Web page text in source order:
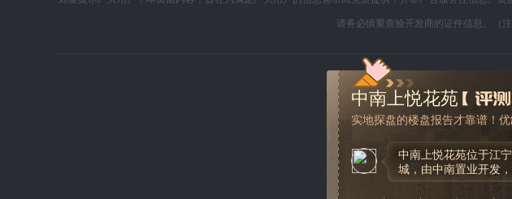
中南上悦花苑
实地探盘的楼盘报告才靠谱！
中南上悦花苑位于江
城，由中南置业开发，
请务必慎重查验开发商的证件信息。（
乐居首页 |
COPYRIGHT © 1996-2019
广播电视节目制作经营许可证(京)字
北京怡生乐居信息服务有限公司 北京市